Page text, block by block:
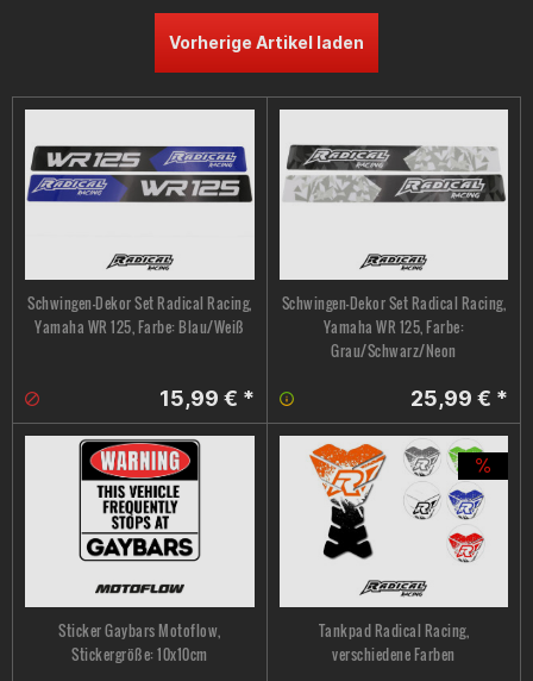
Vorherige Artikel laden
Schwingen-Dekor Set Radical Racing,
Yamaha WR 125, Farbe: Blau/Weiß
15,99 € *
Schwingen-Dekor Set Radical Racing,
Yamaha WR 125, Farbe:
Grau/Schwarz/Neon
25,99 € *
Sticker Gaybars Motoflow,
Stickergröße: 10x10cm
Tankpad Radical Racing,
verschiedene Farben